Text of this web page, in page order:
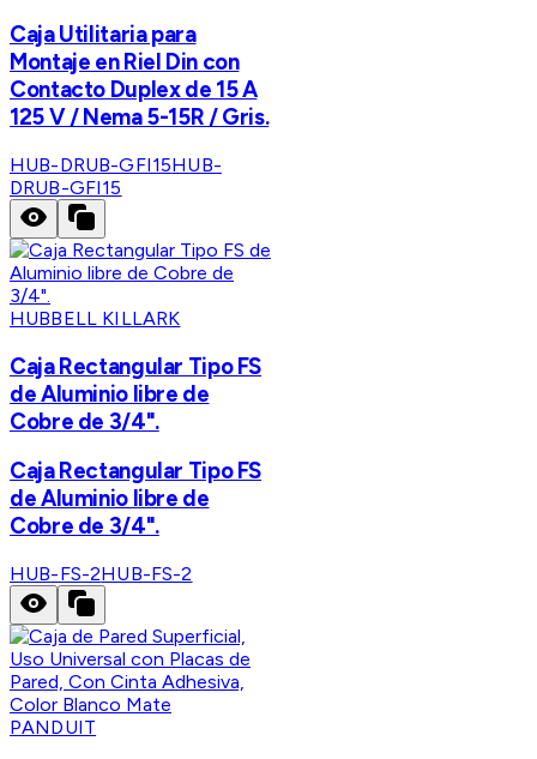
Caja Utilitaria para
Montaje en Riel Din con
Contacto Duplex de 15 A
125 V / Nema 5-15R / Gris.
HUB-DRUB-GFI15HUB-
DRUB-GFI15
HUBBELL KILLARK
Caja Rectangular Tipo FS
de Aluminio libre de
Cobre de 3/4".
Caja Rectangular Tipo FS
de Aluminio libre de
Cobre de 3/4".
HUB-FS-2HUB-FS-2
PANDUIT